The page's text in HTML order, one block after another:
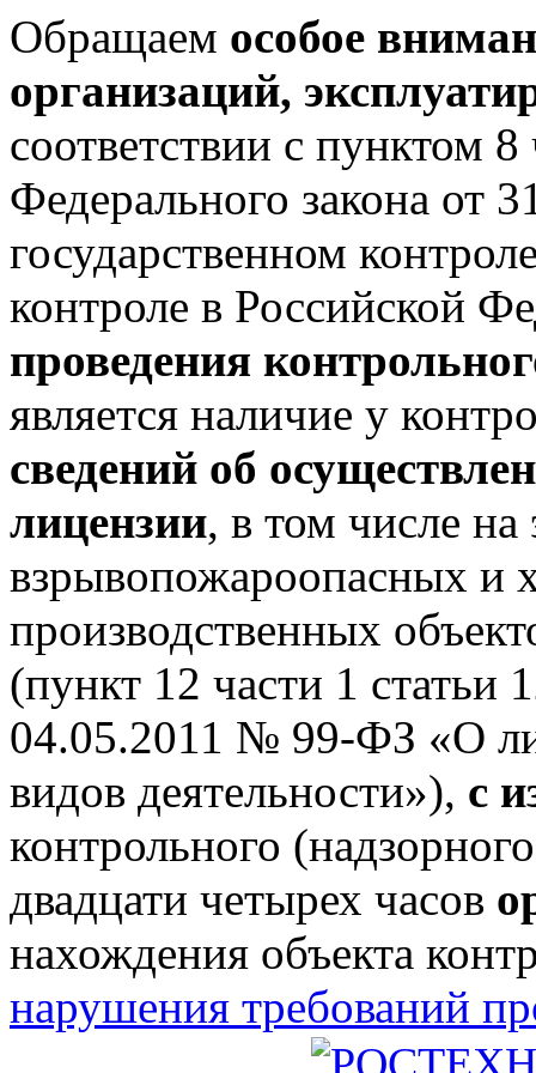
Обращаем особое
организаций,
соответствии с пунктом 8
Федерального закона
государственном
контроле в Российской
проведения
является наличие у
сведений об
лицензии, в том числе
взрывопожароопасных и
производственных
(пункт 12 части 1 статьи
04.05.2011 № 99-ФЗ «О
видов деятельности»), с
контрольного
двадцати четырех часов
нахождения объекта
нарушения требований